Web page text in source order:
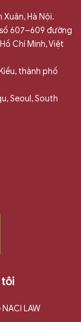
Xuân, Hà Nội.
số 607–609 đường
Chí Minh, Việt
thành phố
Seoul, South
tôi
LAW